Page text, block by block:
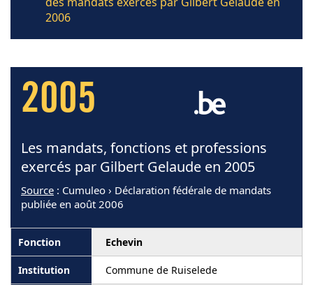
2006
2005
Les mandats, fonctions et professions
exercés par Gilbert Gelaude en 2005
Source : Cumuleo › Déclaration fédérale de mandats
publiée en août 2006
Echevin
Commune de Ruiselede